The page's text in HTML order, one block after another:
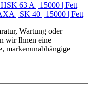
63 A | 15000 | Fett
| SK 40 | 15000 | Fett
Wartung oder
wir Ihnen eine
markenunabhängige